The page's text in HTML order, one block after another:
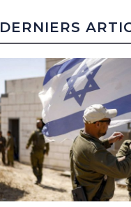
DERNIERS